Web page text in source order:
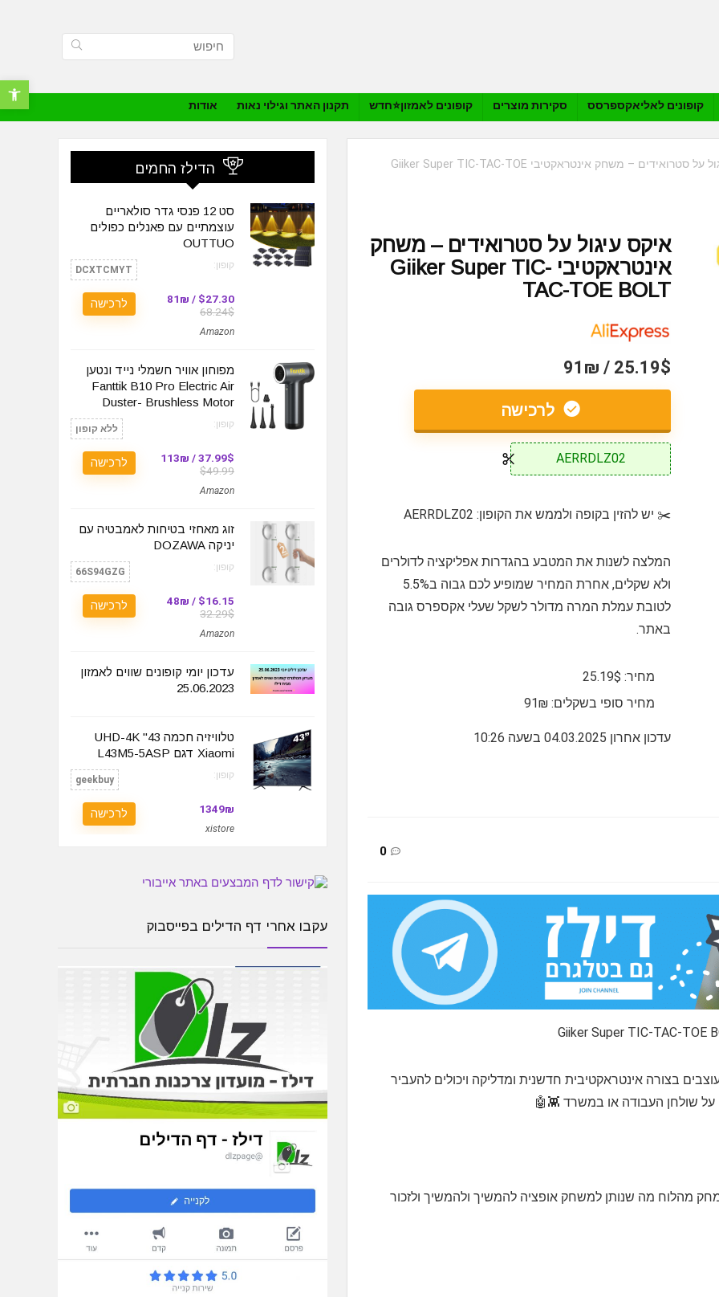
פתח
קופונים לאליאקספרסס סקירות מוצרים קופונים לאמזון⭐️חדש תקנון האתר וגילוי נאות אודות
איקס עיגול על סטרואידים – משחק אינטראקטיבי Giiker Super TIC-TAC-TOE
איקס עיגול על סטרואידים – משחק
אינטראקטיבי Giiker Super TIC-
TAC-TOE BOLT
25.19$ / 91₪
לרכישה
AERRDLZ02
✂️ יש להזין בקופה ולממש את הקופון: AERRDLZ02
המלצה לשנות את המטבע בהגדרות אפליקציה לדולרים
ולא שקלים, אחרת המחיר שמופיע לכם גבוה ב5.5%
לטובת עמלת המרה מדולר לשקל שעלי אקספרס גובה
באתר.
מחיר: 25.19$
מחיר סופי בשקלים: 91₪
עדכון אחרון 04.03.2025 בשעה 10:26
0
בצורה אינטראקטיבית חדשנית ומדליקה ויכולים להעביר
על שולחן העבודה או במשרד 👾🤖
מהלוח מה שנותן למשחק אופציה להמשיך ולהמשיך ולזכור
הדילז החמים
סט 12 פנסי גדר סולאריים
עוצמתיים עם פאנלים כפולים
OUTTUO
קופון: DCXTCMYT
$27.30 / 81₪
68.24$
Amazon
לרכישה
מפוחון אוויר חשמלי נייד ונטען
Fanttik B10 Pro Electric Air
Duster- Brushless Motor
קופון: ללא קופון
37.99$ / 113₪
$49.99
Amazon
לרכישה
זוג מאחזי בטיחות לאמבטיה עם
יניקה DOZAWA
קופון: 66S94GZG
$16.15 / 48₪
32.29$
Amazon
לרכישה
עדכון יומי קופונים שווים לאמזון
25.06.2023
טלוויזיה חכמה 43" UHD-4K
Xiaomi דגם L43M5-5ASP
קופון: geekbuy
1349₪
xistore
לרכישה
עקבו אחרי דף הדילים בפייסבוק